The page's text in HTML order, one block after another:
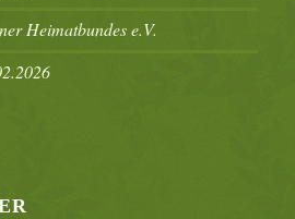
Heimatbundes e.V.